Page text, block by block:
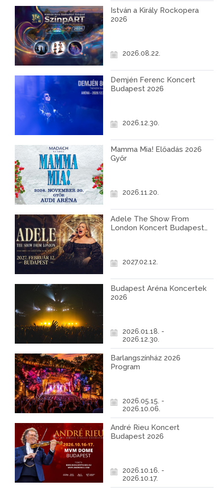
István a Király Rockopera
2026
2026.08.22.
Demjén Ferenc Koncert
Budapest 2026
2026.12.30.
Mamma Mia! Előadás 2026
Győr
2026.11.20.
Adele The Show From
London Koncert Budapest
2027.02.12.
Budapest Aréna Koncertek
2026
2026.01.18. -
2026.12.30.
Barlangszínház 2026
Program
2026.05.15. -
2026.10.06.
André Rieu Koncert
Budapest 2026
2026.10.16. -
2026.10.17.